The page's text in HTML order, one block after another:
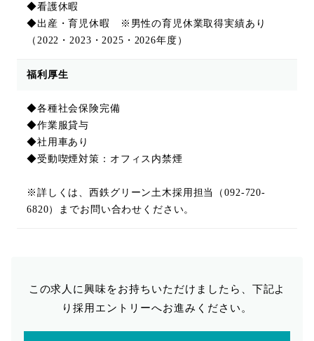
◆看護休暇
◆出産・育児休暇 ※男性の育児休業取得実績あり
（2022・2023・2025・2026年度）
福利厚生
◆各種社会保険完備
◆作業服貸与
◆社用車あり
◆受動喫煙対策：オフィス内禁煙
※詳しくは、西鉄グリーン土木採用担当（092-720-
6820）までお問い合わせください。
この求人に興味をお持ちいただけましたら、下記よ
り採用エントリーへお進みください。